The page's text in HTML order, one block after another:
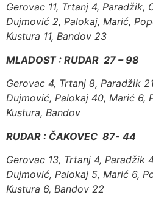
Gerovac 11, Trtanj 4, Paradžik,
Dujmović 2, Palokaj, Marić,
Kustura 11, Bandov 23
MLADOST : RUDAR 27 – 98
Gerovac 4, Trtanj 8, Paradžik
Dujmović, Palokaj 40, Marić 6,
Kustura, Bandov
RUDAR : ČAKOVEC 87- 44
Gerovac 13, Trtanj 4, Paradžik
Dujmović, Palokaj 5, Marić 6,
Kustura 6, Bandov 22